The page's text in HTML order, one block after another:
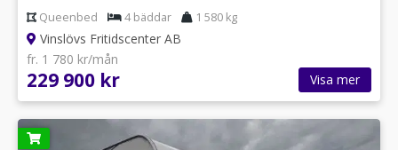
Queenbed 4 bäddar 1 580 kg
Vinslövs Fritidscenter AB
fr. 1 780 kr/mån
229 900 kr Visa mer